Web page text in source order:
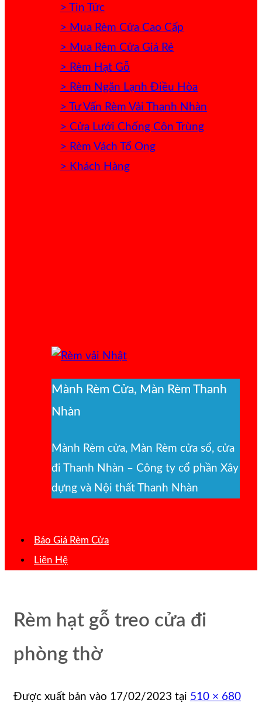
> Tin Tức
> Mua Rèm Cửa Cao Cấp
> Mua Rèm Cửa Giá Rẻ
> Rèm Hạt Gỗ
> Rèm Ngăn Lạnh Điều Hòa
> Tư Vấn Rèm Vải Thanh Nhàn
> Cửa Lưới Chống Côn Trùng
> Rèm Vách Tổ Ong
> Khách Hàng
Mành Rèm Cửa, Màn Rèm Thanh
Nhàn
Mành Rèm cửa, Màn Rèm cửa sổ, cửa
đi Thanh Nhàn – Công ty cổ phần Xây
dựng và Nội thất Thanh Nhàn
Báo Giá Rèm Cửa
Liên Hệ
Rèm hạt gỗ treo cửa đi
phòng thờ
Được xuất bản vào 17/02/2023 tại 510 × 680